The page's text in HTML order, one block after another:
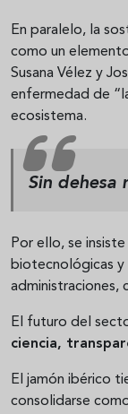
En paralelo, la
como un
Susana Vélez y
enfermedad de
ecosistema.
Sin dehesa
Por ello, se
biotecnológicas y
administraciones,
El futuro del
ciencia,
El jamón ibérico
consolidarse